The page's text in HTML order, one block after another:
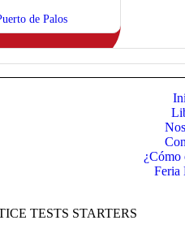
de Palos
¿Cómo
Feria
TESTS STARTERS